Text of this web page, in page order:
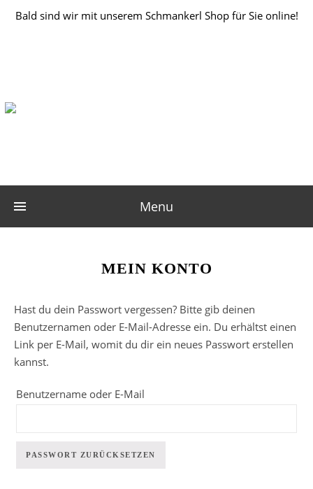
Menu
MEIN KONTO
Hast du dein Passwort vergessen? Bitte gib deinen
Benutzernamen oder E-Mail-Adresse ein. Du erhältst einen
Link per E-Mail, womit du dir ein neues Passwort erstellen
kannst.
Benutzername oder E-Mail
PASSWORT ZURÜCKSETZEN
Bald sind wir mit unserem Schmankerl Shop für Sie online!